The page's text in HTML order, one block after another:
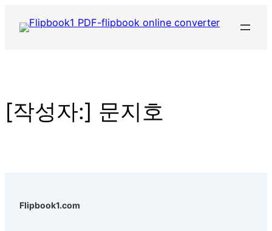
가
기
[작성자:] 문지호
Flipbook1.com